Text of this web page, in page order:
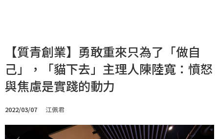
【質青創業】勇敢重來只為了「做自
己」，「貓下去」主理人陳陸寬：憤怒
與焦慮是實踐的動力
2022/03/07 江佩君